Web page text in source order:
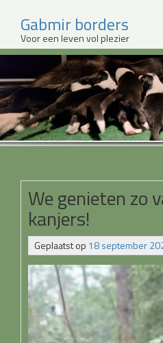
en
ga
meteen
naar
de
Gabmir borders
Voor een leven vol plezier
We genieten zo
kanjers!
Geplaatst op 18 september